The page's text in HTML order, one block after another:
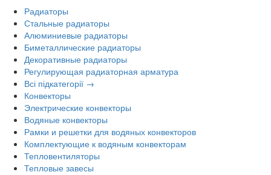
Радиаторы
Стальные радиаторы
Алюминиевые радиаторы
Биметаллические радиаторы
Декоративные радиаторы
Регулирующая радиаторная арматура
Всі підкатегорії →
Конвекторы
Электрические конвекторы
Водяные конвекторы
Рамки и решетки для водяных конвекторов
Комплектующие к водяным конвекторам
Тепловентиляторы
Тепловые завесы